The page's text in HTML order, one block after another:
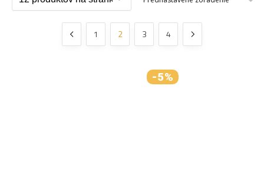
1 2 3 4
-5%